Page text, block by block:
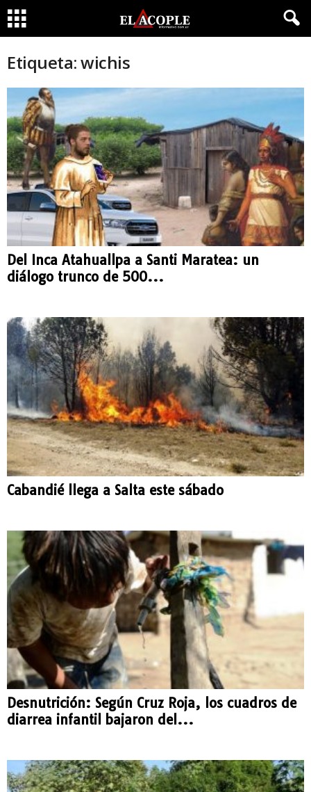
Etiqueta: wichis
Del Inca Atahuallpa a Santi Maratea: un
diálogo trunco de 500...
Cabandié llega a Salta este sábado
Desnutrición: Según Cruz Roja, los cuadros de
diarrea infantil bajaron del...